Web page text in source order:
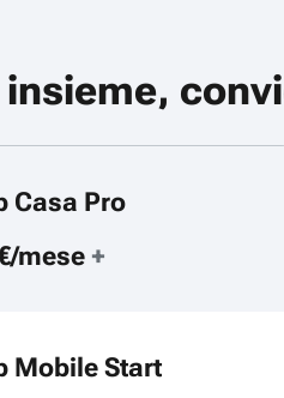
Casa Pro
mese +
Mobile Start